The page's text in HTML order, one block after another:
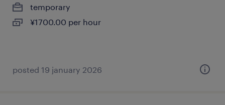
temporary
¥1700.00 per hour
posted 19 january 2026